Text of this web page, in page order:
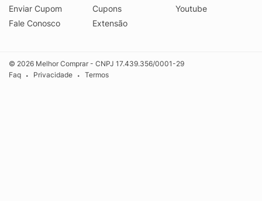
Enviar Cupom
Fale Conosco
Cupons
Extensão
Youtube
© 2026 Melhor Comprar - CNPJ 17.439.356/0001-29
Faq
• Privacidade • Termos